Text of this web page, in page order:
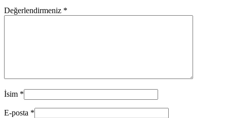
Değerlendirmeniz *
İsim *
E-posta *